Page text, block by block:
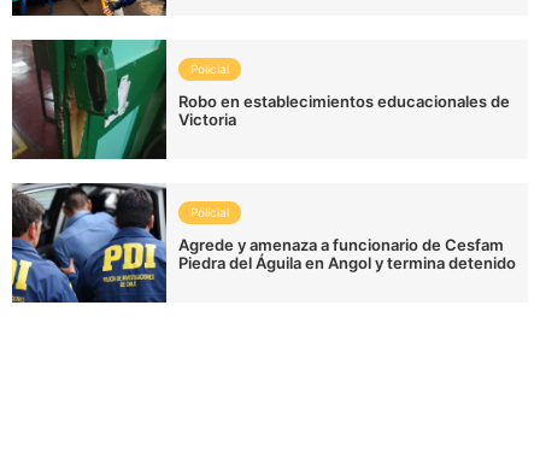
Policial
Robo en establecimientos educacionales de
Victoria
Policial
Agrede y amenaza a funcionario de Cesfam
Piedra del Águila en Angol y termina detenido